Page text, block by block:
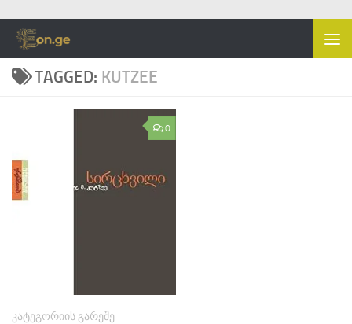
Skip to content
TAGGED: KUTZEE
0
ᲙᲐᲢᲔᲒᲝᲠᲘᲘᲡ ᲒᲐᲠᲔᲨᲔ